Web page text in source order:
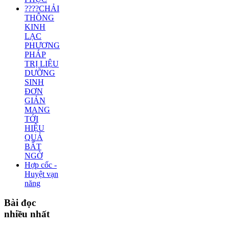
????CHẢI
THÔNG
KINH
LẠC
PHƯƠNG
PHÁP
TRỊ LIỆU
DƯỠNG
SINH
ĐƠN
GIẢN
MANG
TỚI
HIỆU
QUẢ
BẤT
NGỜ
Hợp cốc -
Huyệt vạn
năng
Bài đọc
nhiều nhất